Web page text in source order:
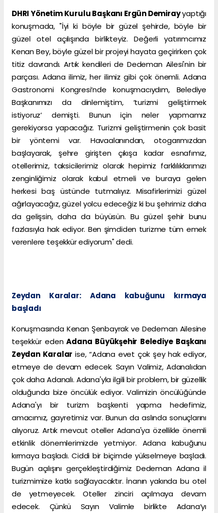
DHRI Yönetim Kurulu Başkanı Ergün Demirayyaptığı
konuşmada, "İyi ki böyle bir güzel şehirde, böyle bir
güzel otel açılışında birlikteyiz. Değerli yatırımcımız
Kenan Bey, böyle güzel bir projeyi hayata geçirirken çok
titiz davrandı. Artık kendileri de Dedeman Ailesi'nin bir
parçası. Adana ilimiz, her ilimiz gibi çok önemli. Adana
Gastronomi Kongresi’nde konuşmacıydım, Belediye
Başkanımızı da dinlemiştim, ‘turizmi geliştirmek
istiyoruz’ demişti. Bunun için neler yapmamız
gerekiyorsa yapacağız. Turizmi geliştirmenin çok basit
bir yöntemi var. Havaalanından, otogarımızdan
başlayarak, şehre girişten çıkışa kadar esnafımız,
otellerimiz, taksicilerimiz olarak hepimiz farklılıklarımızı
zenginliğimiz olarak kabul etmeli ve buraya gelen
herkesi baş üstünde tutmalıyız. Misafirlerimizi güzel
ağırlayacağız, güzel yolcu edeceğiz ki bu şehrimiz daha
da gelişsin, daha da büyüsün. Bu güzel şehir bunu
fazlasıyla hak ediyor. Ben şimdiden turizme tüm emek
verenlere teşekkür ediyorum" dedi.
Zeydan Karalar: Adana kabuğunu kırmaya
başladı
Konuşmasında Kenan Şenbayrak ve Dedeman Ailesine
teşekkür edenAdana Büyükşehir Belediye Başkanı
Zeydan Karalarise, “Adana evet çok şey hak ediyor,
etmeye de devam edecek. Sayın Valimiz, Adanalıdan
çok daha Adanalı. Adana'yla ilgili bir problem, bir güzellik
olduğunda bize öncülük ediyor. Valimizin öncülüğünde
Adana'yı bir turizm başkenti yapma hedefimiz,
amacımız, gayretimiz var. Bunun da aslında sonuçlarını
alıyoruz. Artık mevcut oteller Adana'ya özellikle önemli
etkinlik dönemlerimizde yetmiyor. Adana kabuğunu
kırmaya başladı. Ciddi bir biçimde yükselmeye başladı.
Bugün açılışını gerçekleştirdiğimiz Dedeman Adana il
turizmimize katkı sağlayacaktır. İnanın yakında bu otel
de yetmeyecek. Oteller zinciri açılmaya devam
edecek. Çünkü Sayın Valimle birlikte Adana’yı